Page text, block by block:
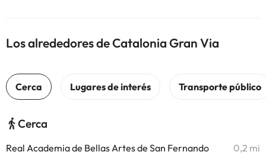
Los alrededores de Catalonia Gran Via
Cerca
Real Academia de Bellas Artes de San Fernando 0,2 mi